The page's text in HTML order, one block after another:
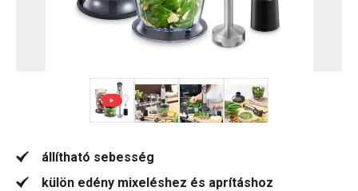
állítható sebesség
külön edény mixeléshez és aprításhoz